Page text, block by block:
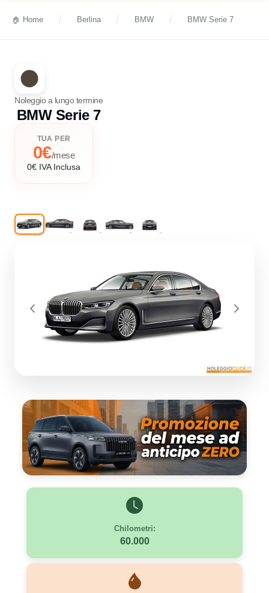
Home Berlina BMW BMW Serie 7
Noleggio a lungo termine
BMW Serie 7
TUA PER
0€/mese
0€ IVA Inclusa
Previous Next
Chilometri:
60.000